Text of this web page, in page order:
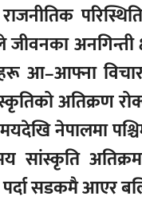
जीवनका
आ–आफ्ना
अतिक्रण
नेपालमा
सांस्कृति
सडकमै आएर